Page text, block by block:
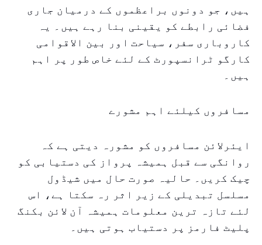
ہیں، جو دونوں براعظموں کے درمیان جاری
فضائی رابطے کو یقینی بنا رہے ہیں۔ یہ
کاروباری سفر، سیاحت اور بین الاقوامی
کارگو ٹرانسپورٹ کے لئے خاص طور پر اہم
ہیں۔
مسافروں کیلئے اہم مشورے
ایئرلائن مسافروں کو مشورہ دیتی ہے کہ
روانگی سے قبل ہمیشہ پرواز کی دستیابی کو
چیک کریں۔ حالیہ صورت حال میں شیڈول
مسلسل تبدیلی کے زیر اثر رہ سکتا ہے، اس
لئے تازہ ترین معلومات ہمیشہ آن لائن بکنگ
پلیٹ فارمز پر دستیاب ہوتی ہیں۔